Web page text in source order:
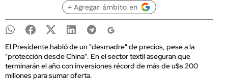
+ Agregar ámbito en
El Presidente habló de un "desmadre" de precios, pese a la
"protección desde China". En el sector textil aseguran que
terminarán el año con inversiones récord de más de u$s 200
millones para sumar oferta.